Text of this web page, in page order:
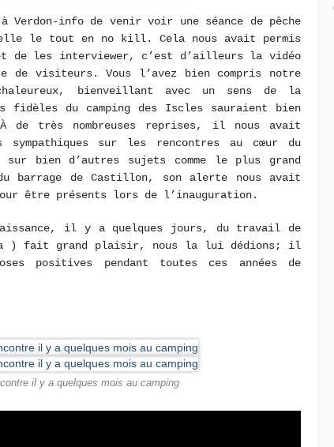
Verdon-info de venir voir une séance de pêche
le tout en no kill. Cela nous avait permis
et de les interviewer, c’est d’ailleurs la vidéo
de visiteurs. Vous l’avez bien compris notre
bienveillant avec un sens de la
fidèles du camping des Iscles sauraient bien
À de très nombreuses reprises, il nous avait
sur les rencontres au cœur du
sur bien d’autres sujets comme le plus grand
barrage de Castillon, son alerte nous avait
être présents lors de l’inauguration.
il y a quelques jours, du travail de
) fait grand plaisir, nous la lui dédions; il
positives pendant toutes ces années de
il y a quelques mois au camping